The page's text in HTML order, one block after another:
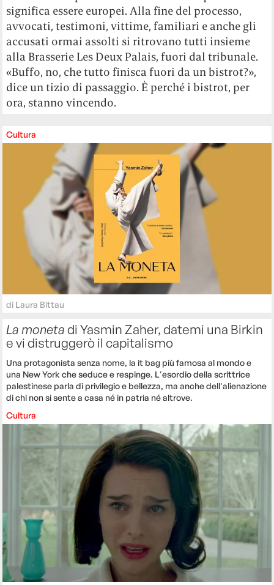
significa essere europei. Alla fine del processo,
avvocati, testimoni, vittime, familiari e anche gli
accusati ormai assolti si ritrovano tutti insieme
alla Brasserie Les Deux Palais, fuori dal tribunale.
«Buffo, no, che tutto finisca fuori da un bistrot?»,
dice un tizio di passaggio. È perché i bistrot, per
ora, stanno vincendo.
Cultura
di Laura Bittau
La monetadi Yasmin Zaher, datemi una Birkin
e vi distruggerò il capitalismo
Una protagonista senza nome, la it bag più famosa al mondo e
una New York che seduce e respinge. L'esordio della scrittrice
palestinese parla di privilegio e bellezza, ma anche dell'alienazione
di chi non si sente a casa né in patria né altrove.
Cultura